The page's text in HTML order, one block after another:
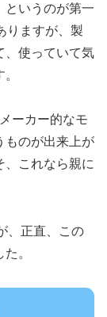
というのが第一
りますが、製
、使っていて気
ーカー的なモ
ものが出来上が
、これなら親に
、正直、この
。